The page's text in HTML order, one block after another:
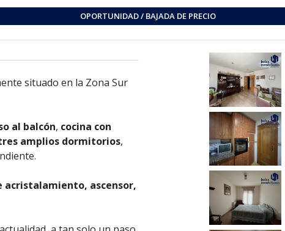
OPORTUNIDAD / BAJADA DE PRECIO
situado en la Zona Sur
al balcón, cocina con
amplios dormitorios,
acristalamiento, ascensor,